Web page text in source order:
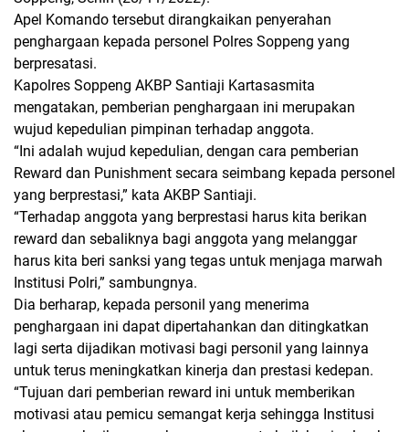
Apel Komando tersebut dirangkaikan penyerahan
penghargaan kepada personel Polres Soppeng yang
berpresatasi.
Kapolres Soppeng AKBP Santiaji Kartasasmita
mengatakan, pemberian penghargaan ini merupakan
wujud kepedulian pimpinan terhadap anggota.
“Ini adalah wujud kepedulian, dengan cara pemberian
Reward dan Punishment secara seimbang kepada personel
yang berprestasi,” kata AKBP Santiaji.
“Terhadap anggota yang berprestasi harus kita berikan
reward dan sebaliknya bagi anggota yang melanggar
harus kita beri sanksi yang tegas untuk menjaga marwah
Institusi Polri,” sambungnya.
Dia berharap, kepada personil yang menerima
penghargaan ini dapat dipertahankan dan ditingkatkan
lagi serta dijadikan motivasi bagi personil yang lainnya
untuk terus meningkatkan kinerja dan prestasi kedepan.
“Tujuan dari pemberian reward ini untuk memberikan
motivasi atau pemicu semangat kerja sehingga Institusi